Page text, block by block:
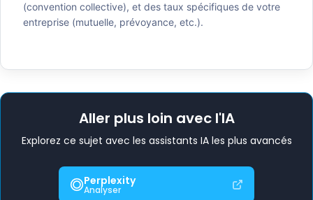
(convention collective), et des taux spécifiques de votre
entreprise (mutuelle, prévoyance, etc.).
Aller plus loin avec l'IA
Explorez ce sujet avec les assistants IA les plus avancés
Perplexity
Analyser